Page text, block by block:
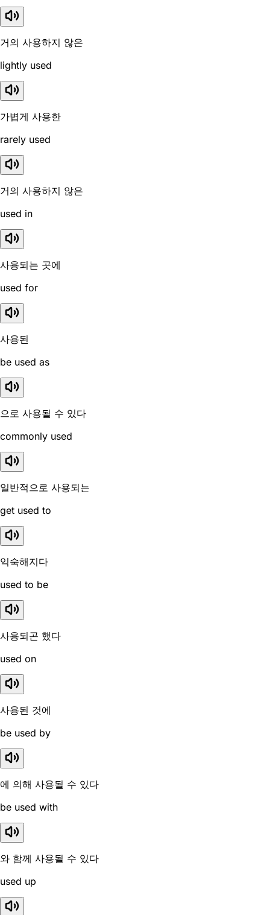
거의 사용하지 않은
lightly used
가볍게 사용한
rarely used
거의 사용하지 않은
used in
사용되는 곳에
used for
사용된
be used as
으로 사용될 수 있다
commonly used
일반적으로 사용되는
get used to
익숙해지다
used to be
사용되곤 했다
used on
사용된 것에
be used by
에 의해 사용될 수 있다
be used with
와 함께 사용될 수 있다
used up